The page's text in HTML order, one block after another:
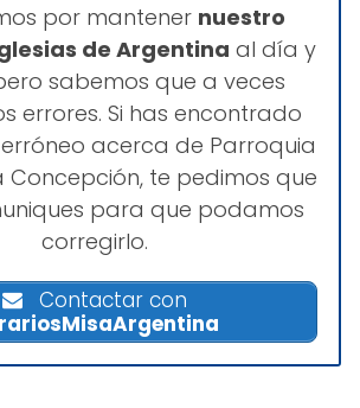
por mantener nuestro
de Argentina al día y
sabemos que a veces
errores. Si has encontrado
acerca de Parroquia
te pedimos que
para que podamos
corregirlo.
Contactar con